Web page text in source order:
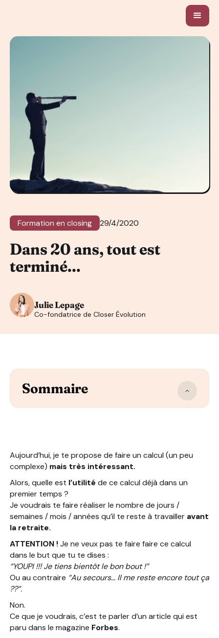
Formation en closing 29/4/2020
Dans 20 ans, tout est
terminé...
Julie Lepage
Co-fondatrice de Closer Évolution
Sommaire
Aujourd’hui, je te propose de faire un calcul (un peu
complexe) mais très intéressant.
Alors, quelle est l’utilité de ce calcul déjà dans un
premier temps ?
Je voudrais te faire réaliser le nombre de jours /
semaines / mois / années qu’il te reste à travailler avant
la retraite.
ATTENTION !Je ne veux pas te faire faire ce calcul
dans le but que tu te dises :
“YOUPI !!! Je tiens bientôt le bon bout !”
Ou au contraire “Au secours… Il me reste encore tout ça
??”.
Non.
Ce que je voudrais, c’est te parler d’un article qui est
paru dans le magazine Forbes.